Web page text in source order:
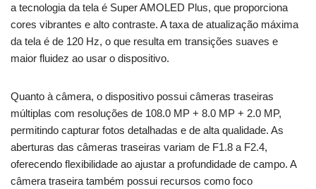
a tecnologia da tela é Super AMOLED Plus, que proporciona
cores vibrantes e alto contraste. A taxa de atualização máxima
da tela é de 120 Hz, o que resulta em transições suaves e
maior fluidez ao usar o dispositivo.
Quanto à câmera, o dispositivo possui câmeras traseiras
múltiplas com resoluções de 108.0 MP + 8.0 MP + 2.0 MP,
permitindo capturar fotos detalhadas e de alta qualidade. As
aberturas das câmeras traseiras variam de F1.8 a F2.4,
oferecendo flexibilidade ao ajustar a profundidade de campo. A
câmera traseira também possui recursos como foco